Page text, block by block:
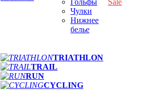
Гольфы
Чулки
Нижнее
белье
Sale
TRIATHLON
TRAIL
RUN
CYCLING